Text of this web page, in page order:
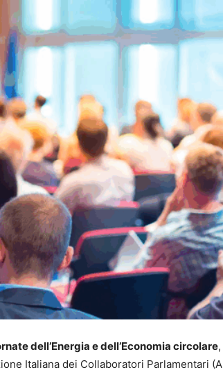
dell’Energia e dell’Economia circolare,
Italiana dei Collaboratori Parlamentari